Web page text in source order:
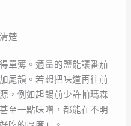
楚
單薄。適量的鹽能讓番茄
尾韻。若想把味道再往前
，例如起鍋前少許帕瑪森
至一點味噌，都能在不明